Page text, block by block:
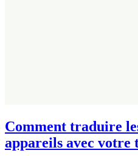
Comment traduire
appareils avec votre